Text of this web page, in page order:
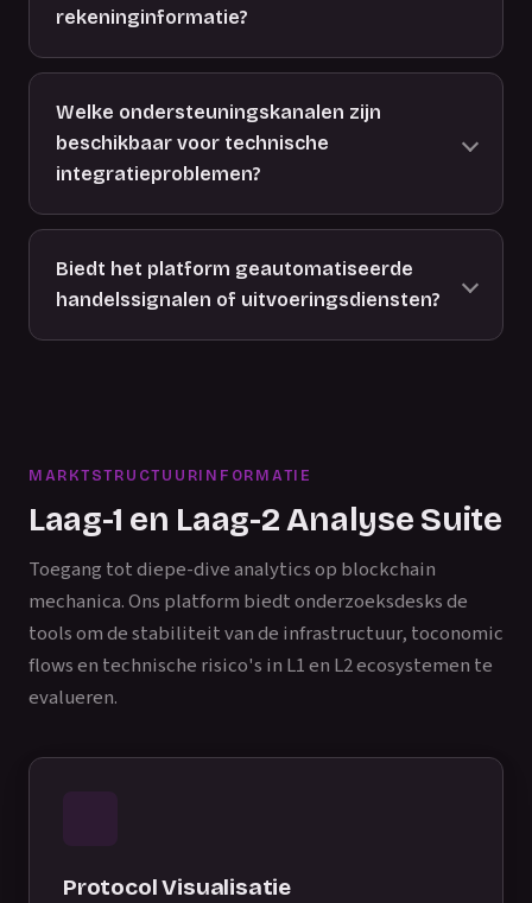
rekeninginformatie?
Welke ondersteuningskanalen zijn
beschikbaar voor technische
integratieproblemen?
Biedt het platform geautomatiseerde
handelssignalen of uitvoeringsdiensten?
MARKTSTRUCTUURINFORMATIE
Laag-1 en Laag-2 Analyse Suite
Toegang tot diepe-dive analytics op blockchain
mechanica. Ons platform biedt onderzoeksdesks de
tools om de stabiliteit van de infrastructuur, toconomic
flows en technische risico's in L1 en L2 ecosystemen te
evalueren.
Protocol Visualisatie